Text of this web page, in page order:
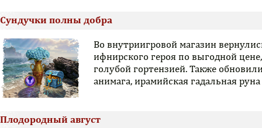
Сундучки полны добра
Во внутриигровой магазин
ифнирского героя по выгодной
голубой гортензией. Также
анимага, ирамийская гадальная
Плодородный август